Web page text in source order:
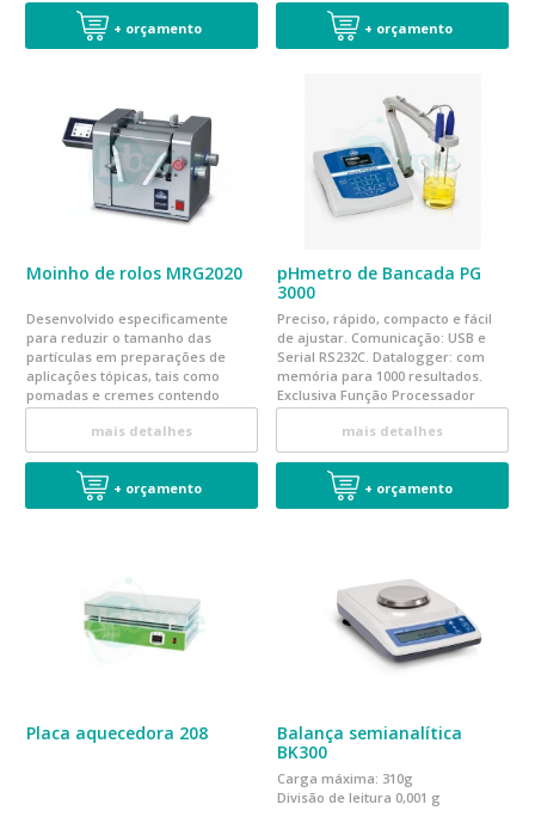
+ orçamento + orçamento
Moinho de rolos MRG2020
Desenvolvido especificamente
para reduzir o tamanho das
partículas em preparações de
aplicações tópicas, tais como
pomadas e cremes contendo
ingredientes em pó ou
cristalizados.mais detalhes
+ orçamento
pHmetro de Bancada PG
3000
Preciso, rápido, compacto e fácil
de ajustar. Comunicação: USB e
Serial RS232C. Datalogger: com
memória para 1000 resultados.
Exclusiva Função Processador
Estatístico
mais detalhes
+ orçamento
Placa aquecedora 208
Balança semianalítica
BK300
Carga máxima: 310g
Divisão de leitura 0,001 g